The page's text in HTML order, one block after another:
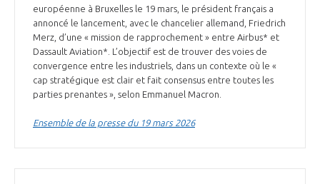
européenne à Bruxelles le 19 mars, le président français a
annoncé le lancement, avec le chancelier allemand, Friedrich
Merz, d’une « mission de rapprochement » entre Airbus* et
Dassault Aviation*. L’objectif est de trouver des voies de
convergence entre les industriels, dans un contexte où le «
cap stratégique est clair et fait consensus entre toutes les
parties prenantes », selon Emmanuel Macron.
Ensemble de la presse du 19 mars 2026